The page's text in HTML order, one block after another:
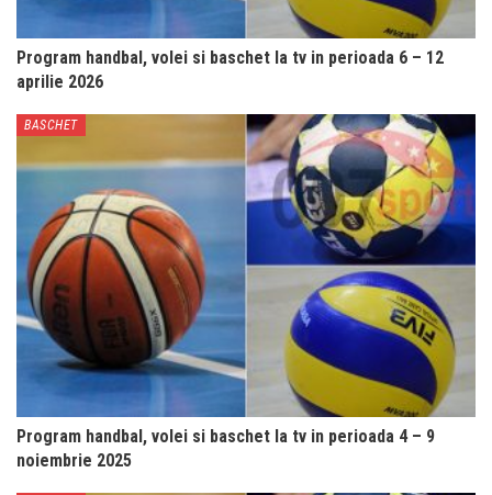
Program handbal, volei si baschet la tv in perioada 6 – 12
aprilie 2026
BASCHET
Program handbal, volei si baschet la tv in perioada 4 – 9
noiembrie 2025